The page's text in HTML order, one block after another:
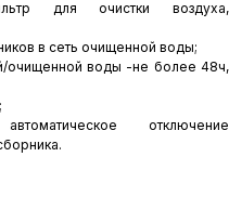
для очистки воздуха,
в сеть очищенной воды;
очищенной воды -не более 48ч,
отключение